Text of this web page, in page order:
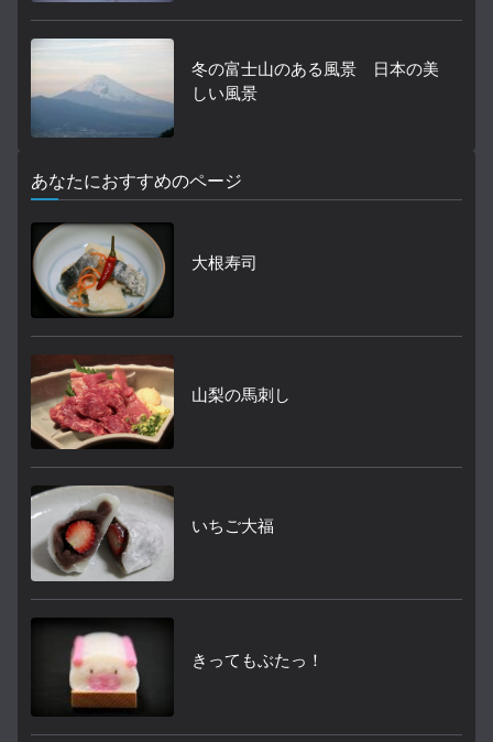
冬の富士山のある風景 日本の美
しい風景
あなたにおすすめのページ
大根寿司
山梨の馬刺し
いちご大福
きってもぶたっ！